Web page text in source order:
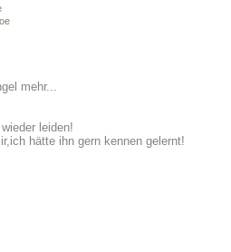
mehr...
leiden!
hätte ihn gern kennen gelernt!